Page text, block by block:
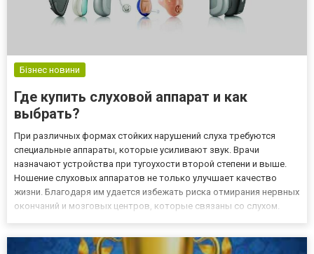
Бізнес новини
Где купить слуховой аппарат и как
выбрать?
При различных формах стойких нарушений слуха требуются
специальные аппараты, которые усиливают звук. Врачи
назначают устройства при тугоухости второй степени и выше.
Ношение слуховых аппаратов не только улучшает качество
жизни. Благодаря им удается избежать риска отмирания нервных
окончаний и мозговых центров, которые связаны со слухом.
Widex; Oticon;...